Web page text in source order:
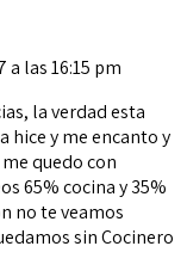
las 16:15 pm
la verdad esta
hice y me encanto y
quedo con
65% cocina y 35%
no te veamos
sin Cocinero